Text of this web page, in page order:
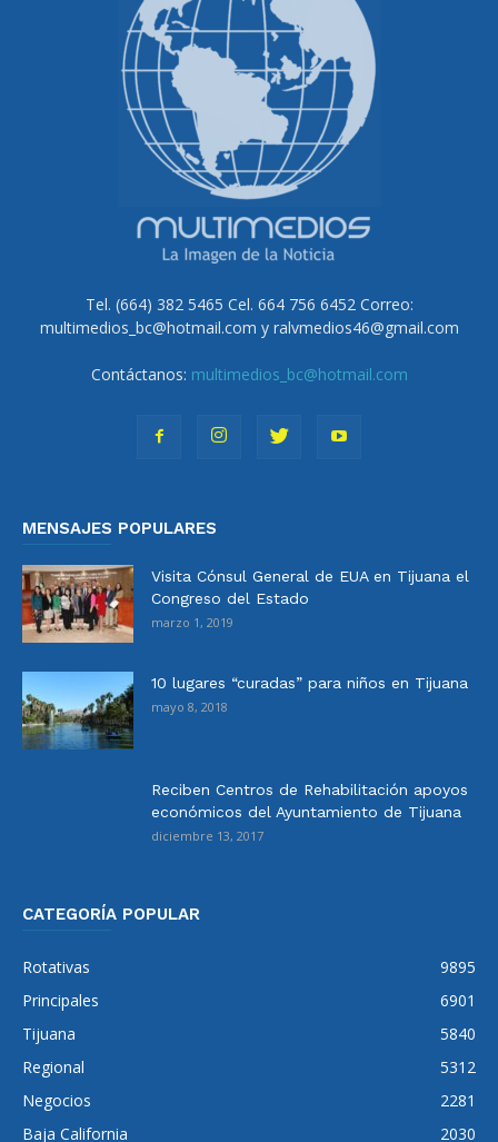
Tel. (664) 382 5465 Cel. 664 756 6452 Correo:
multimedios_bc@hotmail.com y ralvmedios46@gmail.com
Contáctanos: multimedios_bc@hotmail.com
MENSAJES POPULARES
Visita Cónsul General de EUA en Tijuana el
Congreso del Estado
marzo 1, 2019
10 lugares “curadas” para niños en Tijuana
mayo 8, 2018
Reciben Centros de Rehabilitación apoyos
económicos del Ayuntamiento de Tijuana
diciembre 13, 2017
CATEGORÍA POPULAR
Rotativas
9895
Principales
6901
Tijuana
5840
Regional
5312
Negocios
2281
Baja California
2030